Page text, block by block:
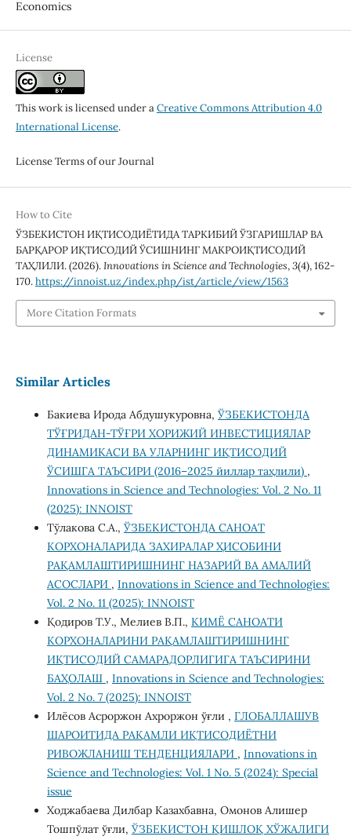
Economics
License
This work is licensed under aCreative Commons Attribution 4.0
International License.
License Terms of our Journal
How to Cite
ЎЗБЕКИСТОН ИҚТИСОДИЁТИДА ТАРКИБИЙ ЎЗГАРИШЛАР ВА
БАРҚАРОР ИҚТИСОДИЙ ЎСИШНИНГ МАКРОИҚТИСОДИЙ
ТАҲЛИЛИ. (2026).Innovations in Science and Technologies,3(4), 162-
170.https://innoist.uz/index.php/ist/article/view/1563
More Citation Formats
Similar Articles
Бакиева Ирода Абдушукуровна, ЎЗБЕКИСТОНДА
ТЎҒРИДАН-ТЎҒРИ ХОРИЖИЙ ИНВЕСТИЦИЯЛАР
ДИНАМИКАСИ ВА УЛАРНИНГ ИҚТИСОДИЙ
ЎСИШГА ТАЪСИРИ (2016–2025 йиллар таҳлили) ,
Innovations in Science and Technologies: Vol. 2 No. 11
(2025): INNOIST
Тўлакова С.А., ЎЗБЕКИСТОНДА САНОАТ
КОРХОНАЛАРИДА ЗАХИРАЛАР ҲИСОБИНИ
РАҚАМЛАШТИРИШНИНГ НАЗАРИЙ ВА АМАЛИЙ
АСОСЛАРИ , Innovations in Science and Technologies:
Vol. 2 No. 11 (2025): INNOIST
Қодиров Т.У., Мелиев В.П., КИМЁ САНОАТИ
КОРХОНАЛАРИНИ РАҚАМЛАШТИРИШНИНГ
ИҚТИСОДИЙ САМАРАДОРЛИГИГА ТАЪСИРИНИ
БАҲОЛАШ , Innovations in Science and Technologies:
Vol. 2 No. 7 (2025): INNOIST
Илёсов Асроржон Ахроржон ўғли , ГЛОБАЛЛАШУВ
ШАРОИТИДА РАҚАМЛИ ИҚТИСОДИЁТНИ
РИВОЖЛАНИШ ТЕНДЕНЦИЯЛАРИ , Innovations in
Science and Technologies: Vol. 1 No. 5 (2024): Special
issue
Ходжабаева Дилбар Казахбавна, Омонов Алишер
Тошпўлат ўғли, ЎЗБЕКИСТОН ҚИШЛОҚ ХЎЖАЛИГИ